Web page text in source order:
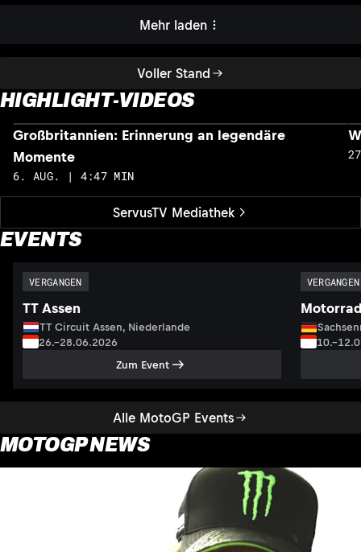
Voller Stand
Mehr laden
HIGHLIGHT-VIDEOS
ServusTV Mediathek
Großbritannien: Erinnerung an legendäre
Momente
6. AUG. | 4:47 MIN
EVENTS
Alle MotoGP Events
VERGANGEN
TT Assen
TT Circuit Assen, Niederlande
26.–28.06.2026
Zum Event
VERGANGEN
MOTOGP NEWS